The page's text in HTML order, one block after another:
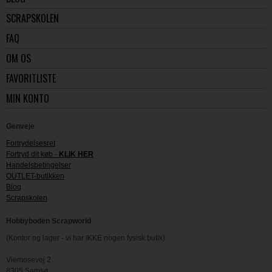
SCRAPSKOLEN
FAQ
OM OS
FAVORITLISTE
MIN KONTO
Genveje
Fortrydelsesret
Fortryd dit køb - KLIK HER
Handelsbetingelser
OUTLET-butikken
Blog
Scrapskolen
Hobbyboden Scrapworld
(Kontor og lager - vi har IKKE nogen fysisk butik)
Viemosevej 2